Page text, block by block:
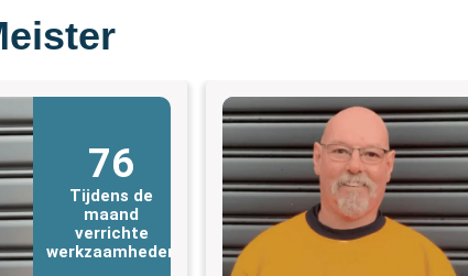
76
Tijdens de
maand
verrichte
werkzaamheden